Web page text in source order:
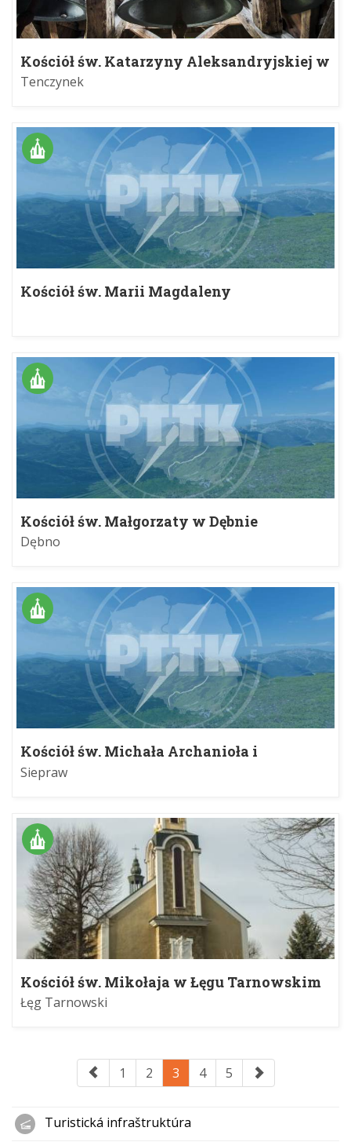
Kościół św. Katarzyny Aleksandryjskiej w
Tenczynku
Tenczynek
Kościół św. Marii Magdaleny
Kościół św. Małgorzaty w Dębnie
Dębno
Kościół św. Michała Archanioła i
sanktuarium bł. Anieli Salawy w
Sieprawiu
Siepraw
Kościół św. Mikołaja w Łęgu Tarnowskim
Łęg Tarnowski
1 2 3 4 5
Turistická infraštruktúra